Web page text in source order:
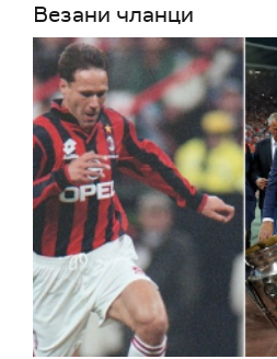
Везани чланци